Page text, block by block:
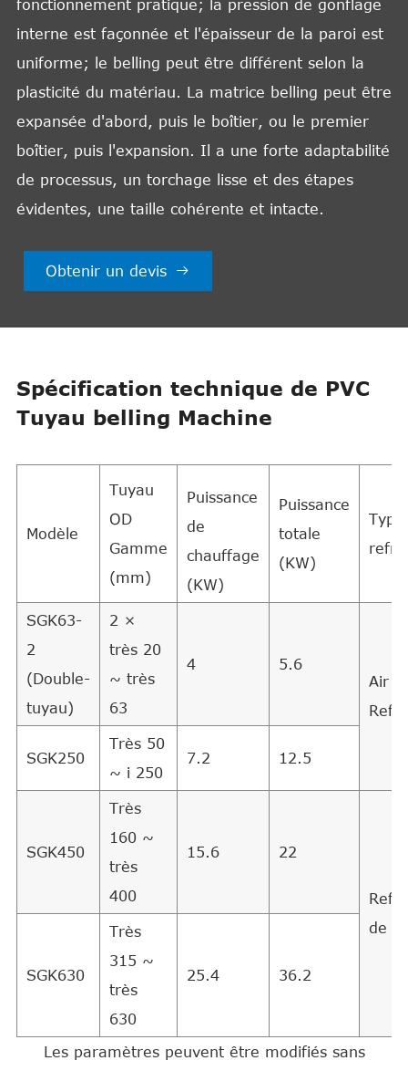
fonctionnement pratique; la pression de gonflage
interne est façonnée et l'épaisseur de la paroi est
uniforme; le belling peut être différent selon la
plasticité du matériau. La matrice belling peut être
expansée d'abord, puis le boîtier, ou le premier
boîtier, puis l'expansion. Il a une forte adaptabilité
de processus, un torchage lisse et des étapes
évidentes, une taille cohérente et intacte.
Obtenir un devis 
Spécification technique de PVC
Tuyau belling Machine
Modèle
Tuyau
OD
Gamme
(mm)
Puissance
de
chauffage
(KW)
Puissance
totale
(KW)
SGK63-
2
(Double-
tuyau)
2 ×
très 20
~ très
63
4
5.6
Air
SGK250
Très 50
~ i 250
7.2 12.5
SGK450
Très
160 ~
très
400
15.6 22
de
SGK630
Très
315 ~
très
630
25.4 36.2
Les paramètres peuvent être modifiés sans